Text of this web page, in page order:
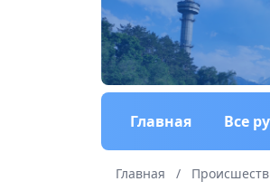
Главная Все
Главная /